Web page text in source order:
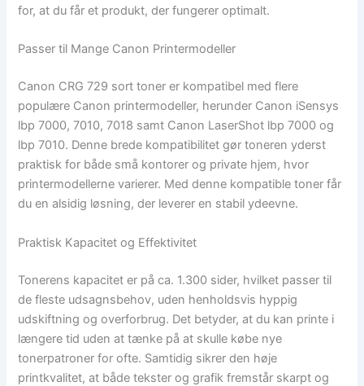
for, at du får et produkt, der fungerer optimalt.
Passer til Mange Canon Printermodeller
Canon CRG 729 sort toner er kompatibel med flere
populære Canon printermodeller, herunder Canon iSensys
lbp 7000, 7010, 7018 samt Canon LaserShot lbp 7000 og
lbp 7010. Denne brede kompatibilitet gør toneren yderst
praktisk for både små kontorer og private hjem, hvor
printermodellerne varierer. Med denne kompatible toner får
du en alsidig løsning, der leverer en stabil ydeevne.
Praktisk Kapacitet og Effektivitet
Tonerens kapacitet er på ca. 1.300 sider, hvilket passer til
de fleste udsagnsbehov, uden henholdsvis hyppig
udskiftning og overforbrug. Det betyder, at du kan printe i
længere tid uden at tænke på at skulle købe nye
tonerpatroner for ofte. Samtidig sikrer den høje
printkvalitet, at både tekster og grafik fremstår skarpt og